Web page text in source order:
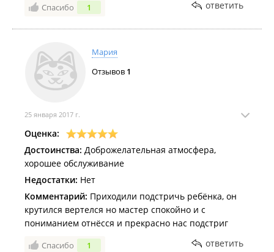
Спасибо 1 ответить
Мария
Отзывов 1
25 января 2017 г.
Оценка:
Достоинства: Доброжелательная атмосфера,
хорошее обслуживание
Недостатки: Нет
Комментарий: Приходили подстричь ребёнка, он
крутился вертелся но мастер спокойно и с
пониманием отнёсся и прекрасно нас подстриг
Спасибо 1 ответить